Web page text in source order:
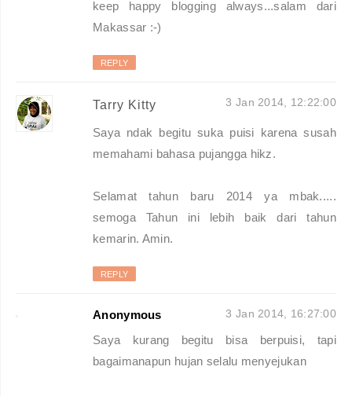
keep happy blogging always...salam dari
Makassar :-)
REPLY
Tarry Kitty 3 Jan 2014, 12:22:00
Saya ndak begitu suka puisi karena susah
memahami bahasa pujangga hikz.
Selamat tahun baru 2014 ya mbak.....
semoga Tahun ini lebih baik dari tahun
kemarin. Amin.
REPLY
Anonymous 3 Jan 2014, 16:27:00
Saya kurang begitu bisa berpuisi, tapi
bagaimanapun hujan selalu menyejukan